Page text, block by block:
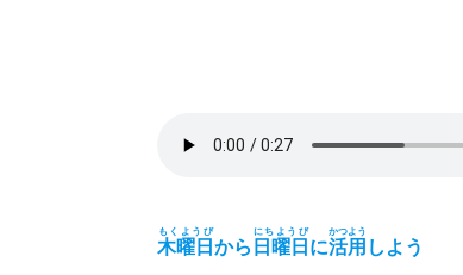
木曜日
もくようび
から 日曜日
にちようび
に活用
かつよう
しよう